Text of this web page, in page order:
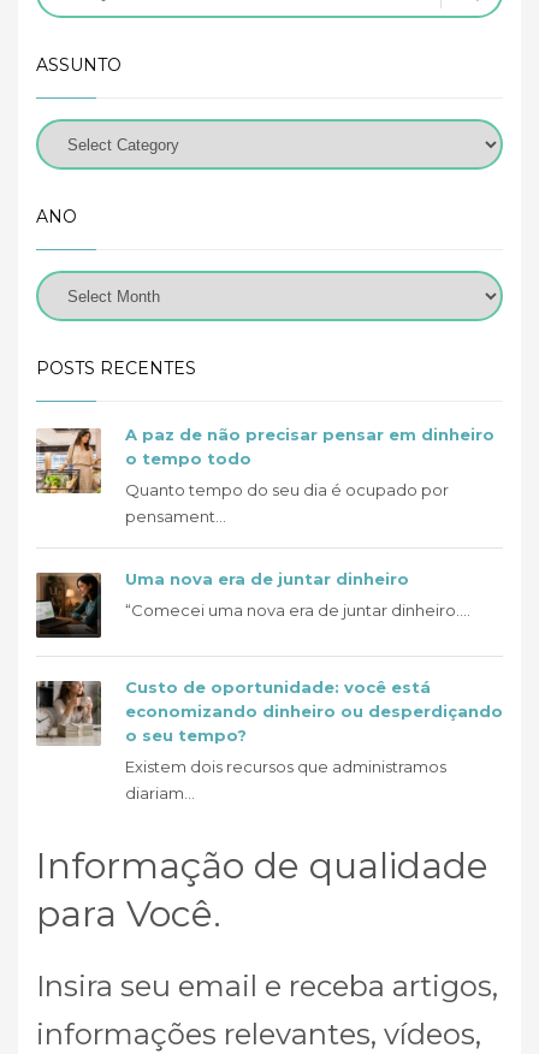
ASSUNTO
ANO
POSTS RECENTES
A paz de não precisar pensar em dinheiro
o tempo todo
Quanto tempo do seu dia é ocupado por
pensament...
Uma nova era de juntar dinheiro
“Comecei uma nova era de juntar dinheiro....
Custo de oportunidade: você está
economizando dinheiro ou desperdiçando
o seu tempo?
Existem dois recursos que administramos
diariam...
Informação de qualidade
para Você.
Insira seu email e receba artigos,
informações relevantes, vídeos,